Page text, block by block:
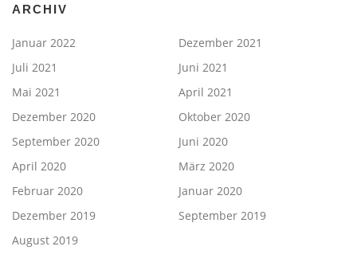
ARCHIV
Januar 2022
Dezember 2021
Juli 2021
Juni 2021
Mai 2021
April 2021
Dezember 2020
Oktober 2020
September 2020
Juni 2020
April 2020
März 2020
Februar 2020
Januar 2020
Dezember 2019
September 2019
August 2019